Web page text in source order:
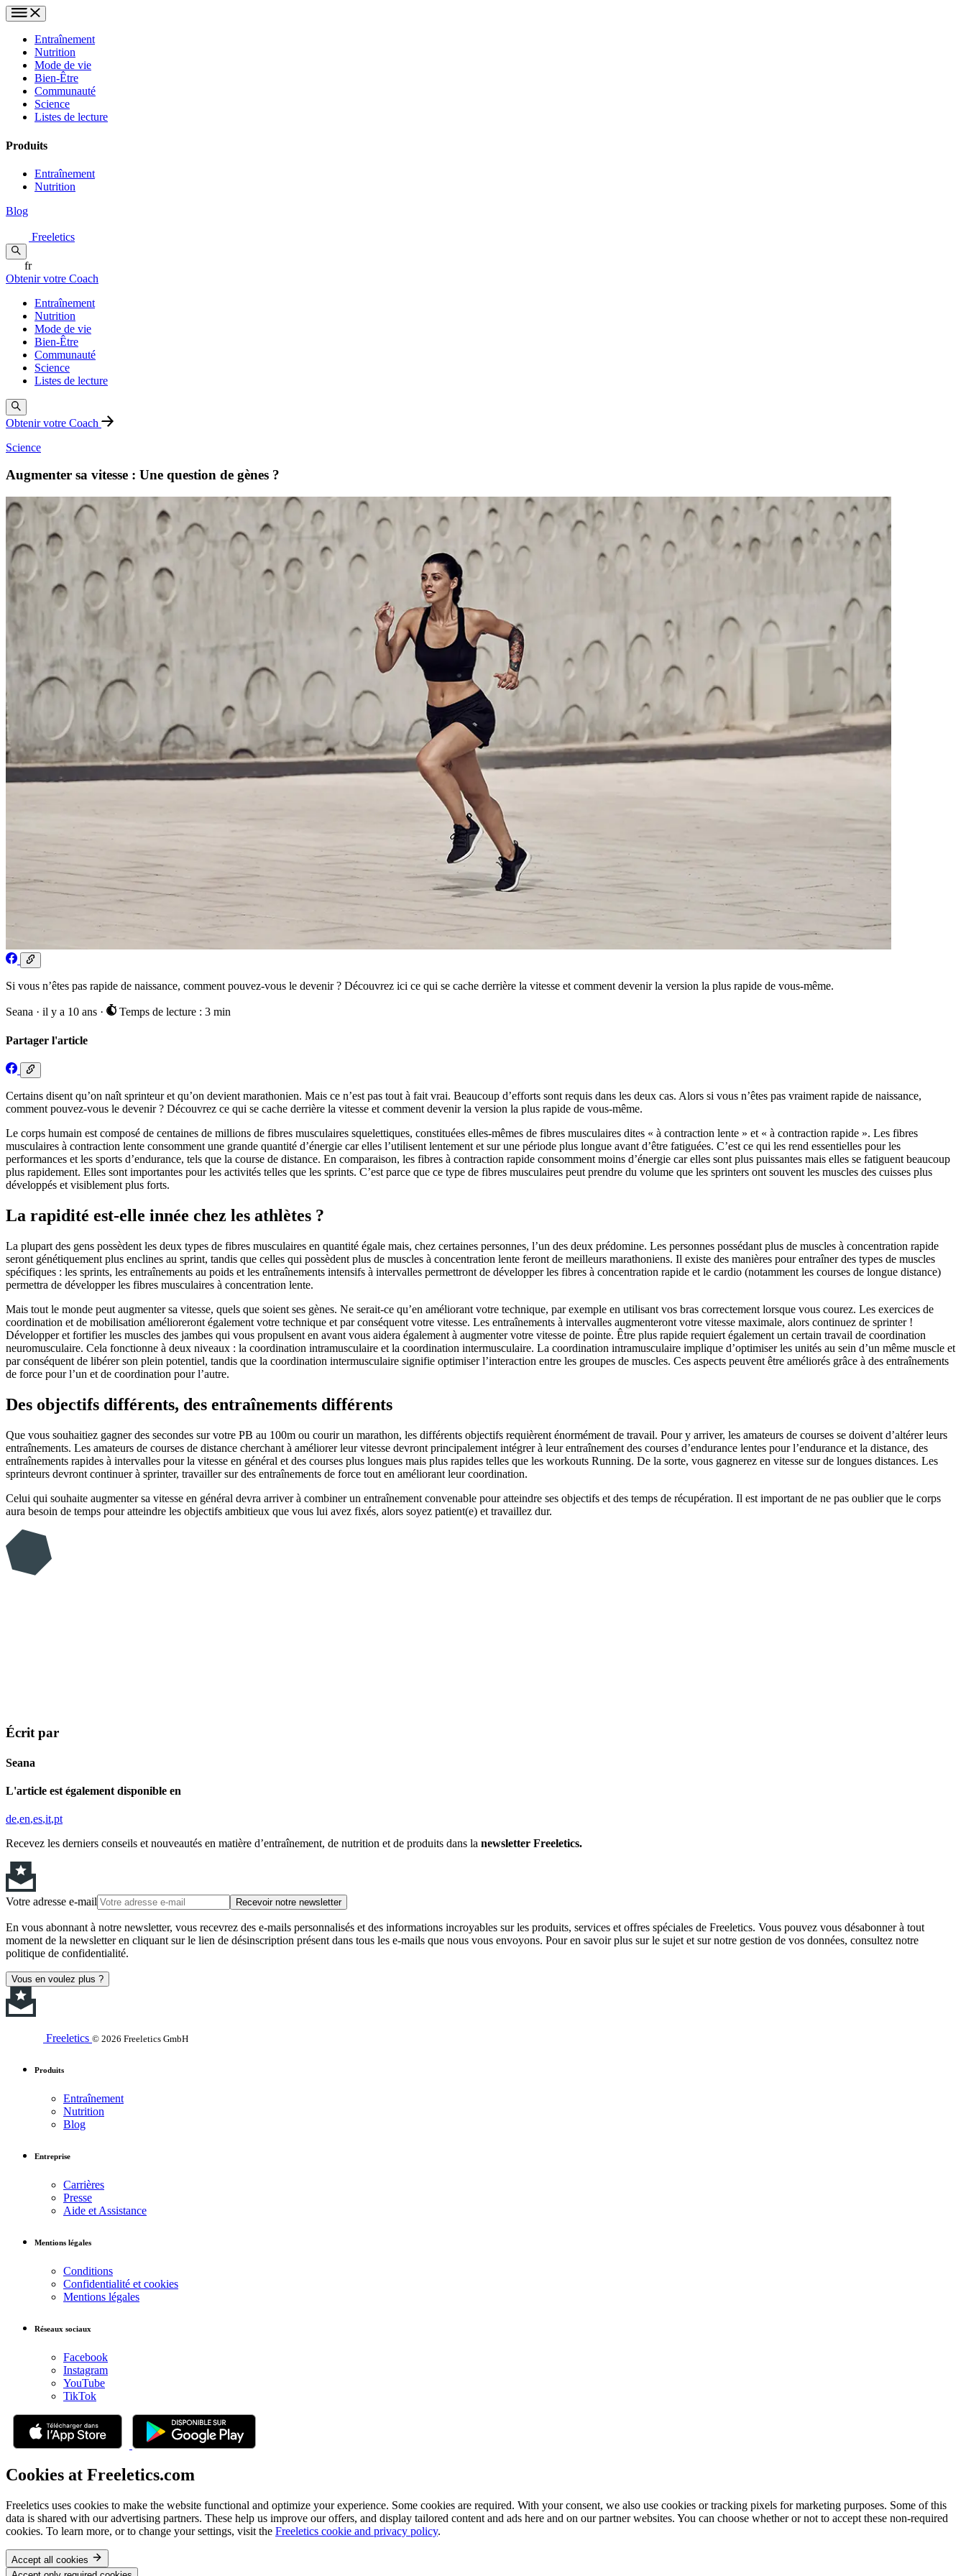
Entraînement
Nutrition
Mode de vie
Bien-Être
Communauté
Science
Listes de lecture
Produits
Entraînement
Nutrition
Blog
Freeletics
fr
Obtenir votre Coach
Entraînement
Nutrition
Mode de vie
Bien-Être
Communauté
Science
Listes de lecture
Obtenir votre Coach
Science
Augmenter sa vitesse : Une question de gènes ?
Si vous n’êtes pas rapide de naissance, comment pouvez-vous le devenir ? Découvrez ici ce qui se cache derrière la vitesse et comment devenir la version la plus rapide de vous-même.
Seana · il y a 10 ans · Temps de lecture : 3 min
Partager l'article
Certains disent qu’on naît sprinteur et qu’on devient marathonien. Mais ce n’est pas tout à fait vrai. Beaucoup d’efforts sont requis dans les deux cas. Alors si vous n’êtes pas vraiment rapide de naissance,
comment pouvez-vous le devenir ? Découvrez ce qui se cache derrière la vitesse et comment devenir la version la plus rapide de vous-même.
Le corps humain est composé de centaines de millions de fibres musculaires squelettiques, constituées elles-mêmes de fibres musculaires dites « à contraction lente » et « à contraction rapide ». Les fibres
musculaires à contraction lente consomment une grande quantité d’énergie car elles l’utilisent lentement et sur une période plus longue avant d’être fatiguées. C’est ce qui les rend essentielles pour les
performances et les sports d’endurance, tels que la course de distance. En comparaison, les fibres à contraction rapide consomment moins d’énergie car elles sont plus puissantes mais elles se fatiguent beaucoup
plus rapidement. Elles sont importantes pour les activités telles que les sprints. C’est parce que ce type de fibres musculaires peut prendre du volume que les sprinters ont souvent les muscles des cuisses plus
développés et visiblement plus forts.
La rapidité est-elle innée chez les athlètes ?
La plupart des gens possèdent les deux types de fibres musculaires en quantité égale mais, chez certaines personnes, l’un des deux prédomine. Les personnes possédant plus de muscles à concentration rapide
seront génétiquement plus enclines au sprint, tandis que celles qui possèdent plus de muscles à concentration lente feront de meilleurs marathoniens. Il existe des manières pour entraîner des types de muscles
spécifiques : les sprints, les entraînements au poids et les entraînements intensifs à intervalles permettront de développer les fibres à concentration rapide et le cardio (notamment les courses de longue distance)
permettra de développer les fibres musculaires à concentration lente.
Mais tout le monde peut augmenter sa vitesse, quels que soient ses gènes. Ne serait-ce qu’en améliorant votre technique, par exemple en utilisant vos bras correctement lorsque vous courez. Les exercices de
coordination et de mobilisation amélioreront également votre technique et par conséquent votre vitesse. Les entraînements à intervalles augmenteront votre vitesse maximale, alors continuez de sprinter !
Développer et fortifier les muscles des jambes qui vous propulsent en avant vous aidera également à augmenter votre vitesse de pointe. Être plus rapide requiert également un certain travail de coordination
neuromusculaire. Cela fonctionne à deux niveaux : la coordination intramusculaire et la coordination intermusculaire. La coordination intramusculaire implique d’optimiser les unités au sein d’un même muscle et
par conséquent de libérer son plein potentiel, tandis que la coordination intermusculaire signifie optimiser l’interaction entre les groupes de muscles. Ces aspects peuvent être améliorés grâce à des entraînements
de force pour l’un et de coordination pour l’autre.
Des objectifs différents, des entraînements différents
Que vous souhaitiez gagner des secondes sur votre PB au 100m ou courir un marathon, les différents objectifs requièrent énormément de travail. Pour y arriver, les amateurs de courses se doivent d’altérer leurs
entraînements. Les amateurs de courses de distance cherchant à améliorer leur vitesse devront principalement intégrer à leur entraînement des courses d’endurance lentes pour l’endurance et la distance, des
entraînements rapides à intervalles pour la vitesse en général et des courses plus longues mais plus rapides telles que les workouts Running. De la sorte, vous gagnerez en vitesse sur de longues distances. Les
sprinteurs devront continuer à sprinter, travailler sur des entraînements de force tout en améliorant leur coordination.
Celui qui souhaite augmenter sa vitesse en général devra arriver à combiner un entraînement convenable pour atteindre ses objectifs et des temps de récupération. Il est important de ne pas oublier que le corps
aura besoin de temps pour atteindre les objectifs ambitieux que vous lui avez fixés, alors soyez patient(e) et travaillez dur.
Écrit par
Seana
L'article est également disponible en
de en es it pt
Recevez les derniers conseils et nouveautés en matière d’entraînement, de nutrition et de produits dans la newsletter Freeletics.
Votre adresse e-mail Recevoir notre newsletter
En vous abonnant à notre newsletter, vous recevrez des e-mails personnalisés et des informations incroyables sur les produits, services et offres spéciales de Freeletics. Vous pouvez vous désabonner à tout
moment de la newsletter en cliquant sur le lien de désinscription présent dans tous les e-mails que nous vous envoyons. Pour en savoir plus sur le sujet et sur notre gestion de vos données, consultez notre
politique de confidentialité.
Vous en voulez plus ?
Freeletics © 2026 Freeletics GmbH
Produits
Entraînement
Nutrition
Blog
Entreprise
Carrières
Presse
Aide et Assistance
Mentions légales
Conditions
Confidentialité et cookies
Mentions légales
Réseaux sociaux
Facebook
Instagram
YouTube
TikTok
Cookies at Freeletics.com
Freeletics uses cookies to make the website functional and optimize your experience. Some cookies are required. With your consent, we also use cookies or tracking pixels for marketing purposes. Some of this
data is shared with our advertising partners. These help us improve our offers, and display tailored content and ads here and on our partner websites. You can choose whether or not to accept these non-required
cookies. To learn more, or to change your settings, visit the Freeletics cookie and privacy policy.
Accept all cookies